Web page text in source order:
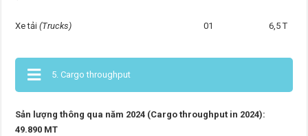
Xe tải(Trucks) 01 6,5 T
5. Cargo throughput
Sản lượng thông qua năm 2024 (Cargo throughput in 2024):
49.890 MT